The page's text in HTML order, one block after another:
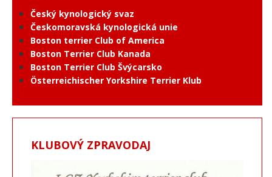
Český kynologický svaz
Českomoravská kynologická unie
Boston terrier Club of America
Boston Terrier Club Kanada
Boston Terrier Club Švýcarsko
Österreichischer Yorkshire Terrier Klub
KLUBOVÝ ZPRAVODAJ